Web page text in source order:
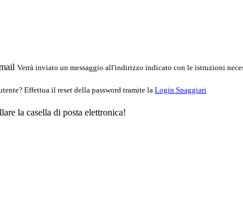
Verrà inviato un messaggio all'indirizzo indicato con le istruzioni
Effettua il reset della password tramite la Login Spaggiari
la casella di posta elettronica!